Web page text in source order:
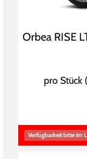
Orbea RISE
pro Stück
Verfügbarkeit bitte im